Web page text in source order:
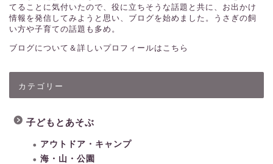
てることに気付いたので、役に立ちそうな話題と共に、お出かけ
情報を発信してみようと思い、ブログを始めました。うさぎの飼
い方や子育ての話題も多め。
ブログについて＆詳しいプロフィールはこちら
カテゴリー
子どもとあそぶ
アウトドア・キャンプ
海・山・公園